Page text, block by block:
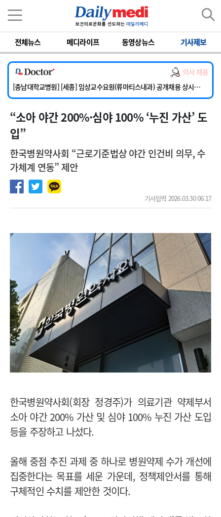
전체뉴스 메디라이프 동영상뉴스 기사제보
의사 채용
[단국대학교병원] 임상전담교원 및 전임의 초빙
[해운대부민병원] [해운대] 2026년 하반기 인턴 모집
[서울아산병원] 건강증진센터 소화기파트 건진교수 초빙
[충남대학교병원] [세종] 임상교수요원(류마티스내과) 공개채용 상시모집
[이대서울병원] 정형외과 일반의 초빙
[단국대학교병원] 임상전담교원 및 전임의 초빙
[해운대부민병원] [해운대] 2026년 하반기 인턴 모집
“소아 야간 200%·심야 100% ‘누진 가산’ 도
입”
한국병원약사회 “근로기준법상 야간 인건비 의무, 수
가체계 연동” 제안
기사입력 2026.03.30 06:17
한국병원약사회(회장 정경주)가 의료기관 약제부서
소아 야간 200% 가산 및 심야 100% 누진 가산 도입
등을 주장하고 나섰다.
올해 중점 추진 과제 중 하나로 병원약제 수가 개선에
집중한다는 목표를 세운 가운데, 정책제안서를 통해
구체적인 수치를 제안한 것이다.